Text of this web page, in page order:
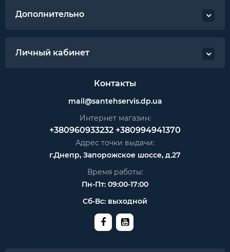
Дополнительно
Личный кабинет
Контакты
mail@santehservis.dp.ua
Интернет магазин:
+380960933232 +380994941370
Адрес точки выдачи:
г.Днепр, Запорожское шоссе, д.27
Время работы:
Пн-Пт: 09:00-17:00
Сб-Вс: выходной